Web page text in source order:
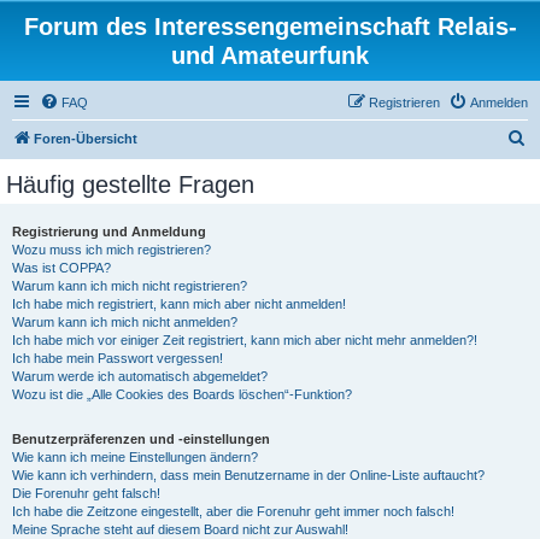
Forum des Interessengemeinschaft Relais-
und Amateurfunk
FAQ Anmelden
Registrieren
Foren-Übersicht
Häufig gestellte Fragen
Registrierung und Anmeldung
Wozu muss ich mich registrieren?
Was ist COPPA?
Warum kann ich mich nicht registrieren?
Ich habe mich registriert, kann mich aber nicht anmelden!
Warum kann ich mich nicht anmelden?
Ich habe mich vor einiger Zeit registriert, kann mich aber nicht mehr anmelden?!
Ich habe mein Passwort vergessen!
Warum werde ich automatisch abgemeldet?
Wozu ist die „Alle Cookies des Boards löschen“-Funktion?
Benutzerpräferenzen und -einstellungen
Wie kann ich meine Einstellungen ändern?
Wie kann ich verhindern, dass mein Benutzername in der Online-Liste auftaucht?
Die Forenuhr geht falsch!
Ich habe die Zeitzone eingestellt, aber die Forenuhr geht immer noch falsch!
Meine Sprache steht auf diesem Board nicht zur Auswahl!